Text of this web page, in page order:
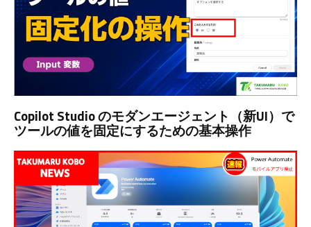
Copilot Studio のモダンエージェント（新UI）で
ツールの値を固定にするための基本操作